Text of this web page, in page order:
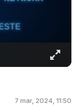
7 mar, 2024, 11:50